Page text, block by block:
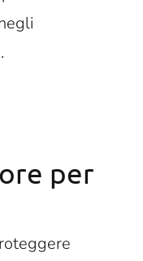
per